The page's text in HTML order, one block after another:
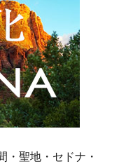
・聖地・セドナ・